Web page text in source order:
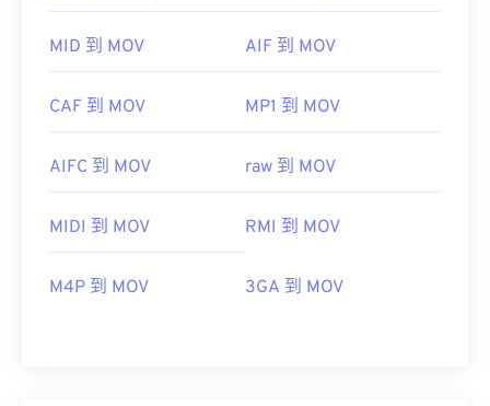
MID 到 MOV AIF 到 MOV
CAF 到 MOV MP1 到 MOV
AIFC 到 MOV raw 到 MOV
MIDI 到 MOV RMI 到 MOV
M4P 到 MOV 3GA 到 MOV